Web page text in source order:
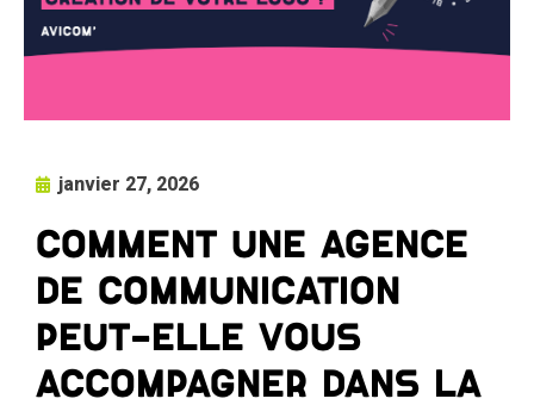
janvier 27, 2026
Comment une agence
de communication
peut-elle vous
accompagner dans la